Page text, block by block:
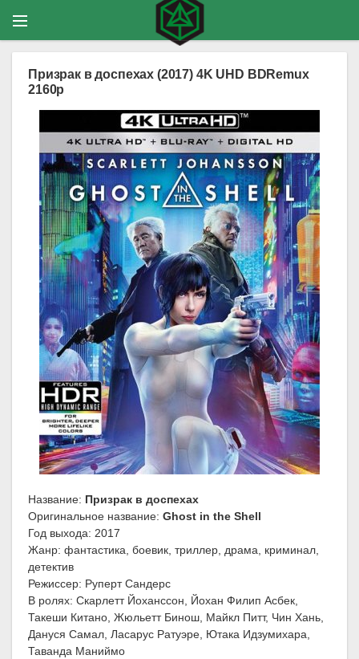
Призрак в доспехах (2017) 4K UHD BDRemux
2160p
Название: Призрак в доспехах
Оригинальное название: Ghost in the Shell
Год выхода: 2017
Жанр: фантастика, боевик, триллер, драма, криминал,
детектив
Режиссер: Руперт Сандерс
В ролях: Скарлетт Йоханссон, Йохан Филип Асбек,
Такеши Китано, Жюльетт Бинош, Майкл Питт, Чин Хань,
Дануся Самал, Ласарус Ратуэре, Ютака Идзумихара,
Таванда Маниймо